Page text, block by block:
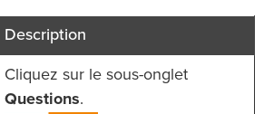
Description
Cliquez sur le sous-onglet
Questions.